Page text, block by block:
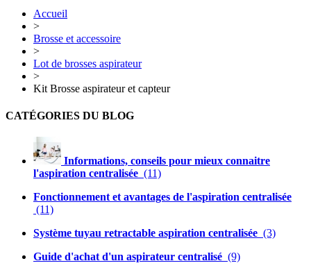
Accueil
>
Brosse et accessoire
>
Lot de brosses aspirateur
>
Kit Brosse aspirateur et capteur
CATÉGORIES DU BLOG
Informations, conseils pour mieux connaitre
l'aspiration centralisée (11)
Fonctionnement et avantages de l'aspiration centralisée
(11)
Système tuyau retractable aspiration centralisée (3)
Guide d'achat d'un aspirateur centralisé (9)